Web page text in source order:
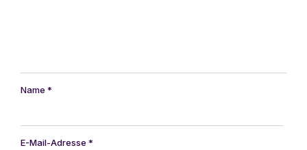
Name *
E-Mail-Adresse *